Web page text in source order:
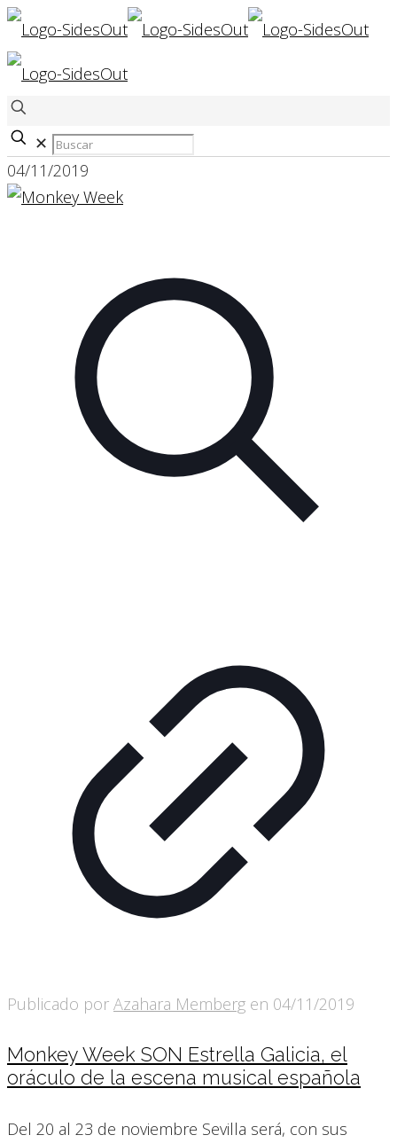
✕
04/11/2019
Publicado por Azahara Memberg en 04/11/2019
Monkey Week SON Estrella Galicia, el
oráculo de la escena musical española
Del 20 al 23 de noviembre Sevilla será, con sus